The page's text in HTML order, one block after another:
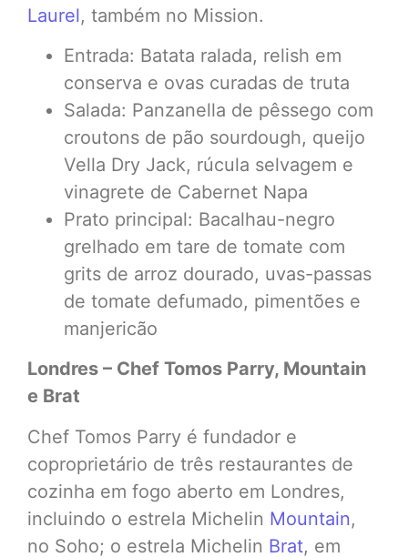
Laurel, também no Mission.
Entrada: Batata ralada, relish em
conserva e ovas curadas de truta
Salada: Panzanella de pêssego com
croutons de pão sourdough, queijo
Vella Dry Jack, rúcula selvagem e
vinagrete de Cabernet Napa
Prato principal: Bacalhau-negro
grelhado em tare de tomate com
grits de arroz dourado, uvas-passas
de tomate defumado, pimentões e
manjericão
Londres – Chef Tomos Parry, Mountain
e Brat
Chef Tomos Parry é fundador e
coproprietário de três restaurantes de
cozinha em fogo aberto em Londres,
incluindo o estrela Michelin Mountain,
no Soho; o estrela Michelin Brat, em